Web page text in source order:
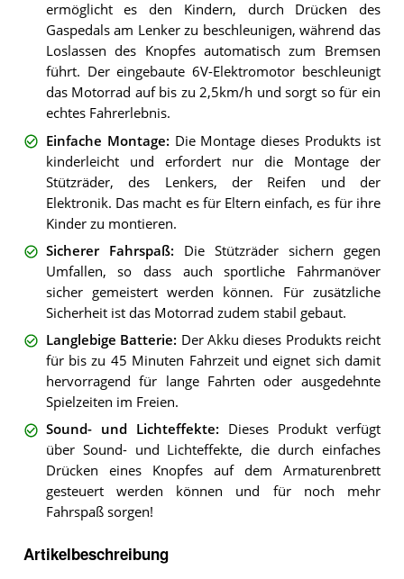
ermöglicht es den Kindern, durch Drücken des
Gaspedals am Lenker zu beschleunigen, während das
Loslassen des Knopfes automatisch zum Bremsen
führt. Der eingebaute 6V-Elektromotor beschleunigt
das Motorrad auf bis zu 2,5km/h und sorgt so für ein
echtes Fahrerlebnis.
Einfache Montage: Die Montage dieses Produkts ist
kinderleicht und erfordert nur die Montage der
Stützräder, des Lenkers, der Reifen und der
Elektronik. Das macht es für Eltern einfach, es für ihre
Kinder zu montieren.
Sicherer Fahrspaß: Die Stützräder sichern gegen
Umfallen, so dass auch sportliche Fahrmanöver
sicher gemeistert werden können. Für zusätzliche
Sicherheit ist das Motorrad zudem stabil gebaut.
Langlebige Batterie: Der Akku dieses Produkts reicht
für bis zu 45 Minuten Fahrzeit und eignet sich damit
hervorragend für lange Fahrten oder ausgedehnte
Spielzeiten im Freien.
Sound- und Lichteffekte: Dieses Produkt verfügt
über Sound- und Lichteffekte, die durch einfaches
Drücken eines Knopfes auf dem Armaturenbrett
gesteuert werden können und für noch mehr
Fahrspaß sorgen!
Artikelbeschreibung